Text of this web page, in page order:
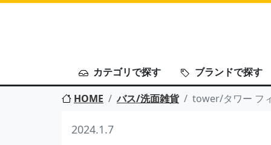
カテゴリで探す
ブランドで探す
HOME
バス/洗面雑貨 tower/タワー フ
2024.1.7